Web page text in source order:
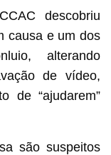
descobriu
causa e um dos
alterando
de vídeo,
de “ajudarem”
são suspeitos